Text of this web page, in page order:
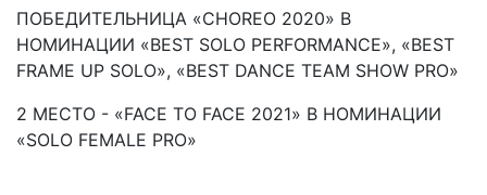
ПОБЕДИТЕЛЬНИЦА «CHOREO 2020» В
НОМИНАЦИИ «BEST SOLO PERFORMANCE», «BEST
FRAME UP SOLO», «BEST DANCE TEAM SHOW PRO»
2 МЕСТО - «FACE TO FACE 2021» В НОМИНАЦИИ
«SOLO FEMALE PRO»